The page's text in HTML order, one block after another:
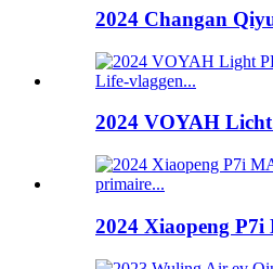
2024 Changan
2024 VOYAH
2024 Xiaopeng